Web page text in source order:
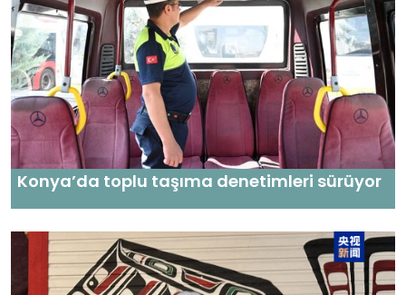
Konya’da toplu taşıma denetimleri sürüyor